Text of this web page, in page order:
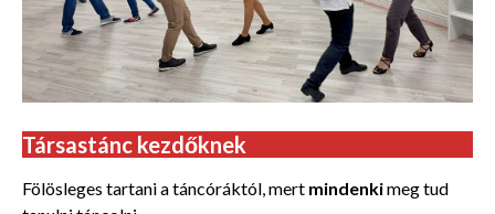
Társastánc kezdőknek
Fölösleges tartani a táncóráktól, mert mindenkimeg tud